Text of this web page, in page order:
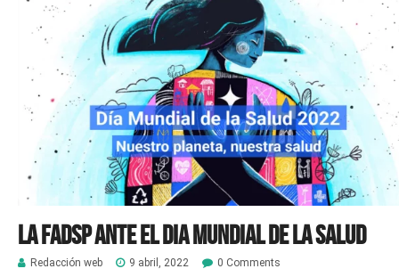
LA FADSP ANTE EL DIA MUNDIAL DE LA SALUD
Redacción web 9 abril, 2022 0 Comments